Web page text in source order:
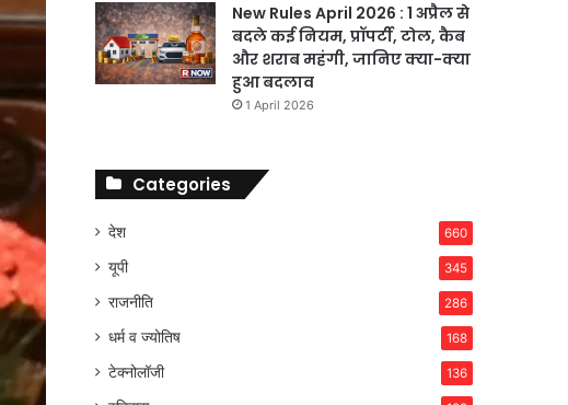
New Rules April 2026 : 1 अप्रैल से
बदले कई नियम, प्रॉपर्टी, टोल, कैब
और शराब महंगी, जानिए क्या-क्या
हुआ बदलाव
1 April 2026
Categories
देश 660
यूपी 345
राजनीति 286
धर्म व ज्योतिष 168
टेक्नोलॉजी 136